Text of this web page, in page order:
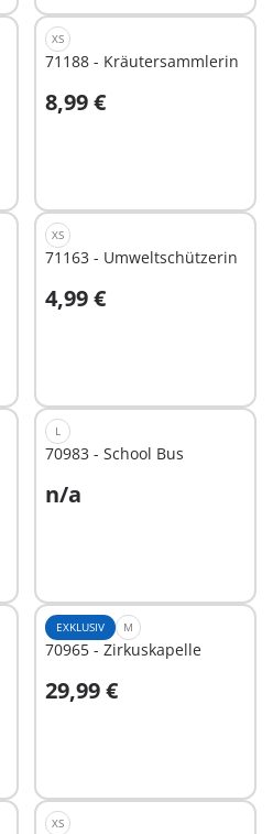
XS
71188 - Kräutersammlerin
8,99 €
XS
71163 - Umweltschützerin
4,99 €
L
70983 - School Bus
n/a
EXKLUSIV M
70965 - Zirkuskapelle
29,99 €
In den Warenkorb
XS